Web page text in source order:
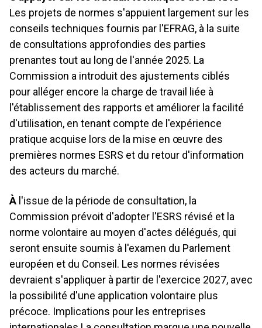
Les projets de normes s'appuient largement sur les
conseils techniques fournis par l'EFRAG, à la suite
de consultations approfondies des parties
prenantes tout au long de l'année 2025. La
Commission a introduit des ajustements ciblés
pour alléger encore la charge de travail liée à
l'établissement des rapports et améliorer la facilité
d'utilisation, en tenant compte de l'expérience
pratique acquise lors de la mise en œuvre des
premières normes ESRS et du retour d'information
des acteurs du marché.
À l'issue de la période de consultation, la
Commission prévoit d'adopter l'ESRS révisé et la
norme volontaire au moyen d'actes délégués, qui
seront ensuite soumis à l'examen du Parlement
européen et du Conseil. Les normes révisées
devraient s'appliquer à partir de l'exercice 2027, avec
la possibilité d'une application volontaire plus
précoce. Implications pour les entreprises